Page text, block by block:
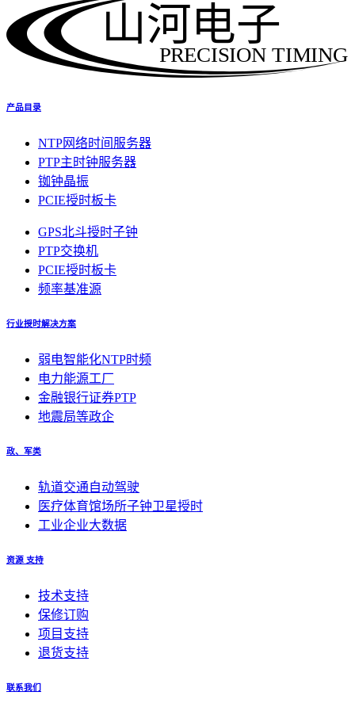
PRECISION TIMING
山河电子
产品目录
NTP网络时间服务器
PTP主时钟服务器
铷钟晶振
PCIE授时板卡
GPS北斗授时子钟
PTP交换机
PCIE授时板卡
频率基准源
行业授时解决方案
弱电智能化NTP时频
电力能源工厂
金融银行证券PTP
地震局等政企
政、军类
轨道交通自动驾驶
医疗体育馆场所子钟卫星授时
工业企业大数据
资源 支持
技术支持
保修订购
项目支持
退货支持
联系我们